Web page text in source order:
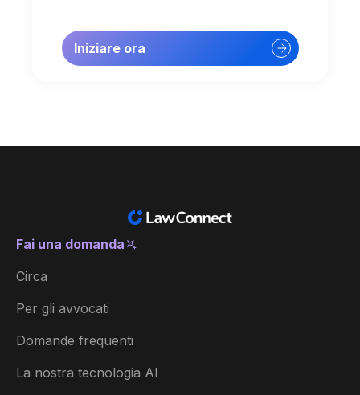
Iniziare ora
Fai una domanda
Circa
Per gli avvocati
Domande frequenti
La nostra tecnologia AI
Italia
België